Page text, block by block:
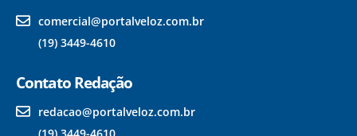
comercial@portalveloz.com.br
(19) 3449-4610
Contato Redação
redacao@portalveloz.com.br